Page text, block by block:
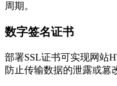
周期。
数字签名证书
部署SSL证书可实现网站
防止传输数据的泄露或篡